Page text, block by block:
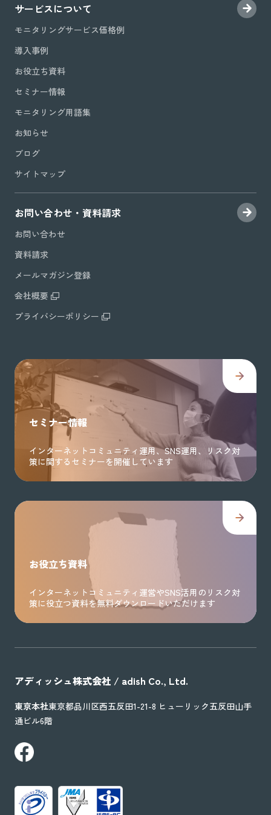
サービスについて
モニタリングサービス価格例
導入事例
お役立ち資料
セミナー情報
モニタリング用語集
お知らせ
ブログ
サイトマップ
お問い合わせ・資料請求
お問い合わせ
資料請求
メールマガジン登録
会社概要
プライバシーポリシー
セミナー情報
インターネットコミュニティ運用、SNS運用、リスク対
策に関するセミナーを開催しています
お役立ち資料
インターネットコミュニティ運営やSNS活用のリスク対
策に役立つ資料を無料ダウンロードいただけます
アディッシュ株式会社 / adish Co., Ltd.
東京本社東京都品川区西五反田1-21-8 ヒューリック五反田山手
通ビル6階